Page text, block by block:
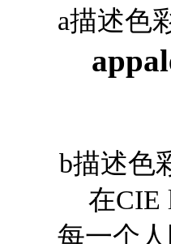
a描述色彩
b描述色
在CIE
每一个人